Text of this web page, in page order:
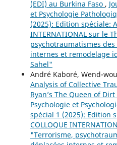
(EDI) au Burkina Faso ,
et Psychologie
(2025): Edition spéciale:
INTERNATIONAL sur le
psychotraumatismes
internes et remodelage
Sahel"
André Kaboré, Wend-
Analysis of Collective
Ryan’s The Queen of
Psychologie et
spécial 1 (2025): Edition
COLLOQUE
"Terrorisme,